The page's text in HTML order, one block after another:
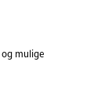
og mulige